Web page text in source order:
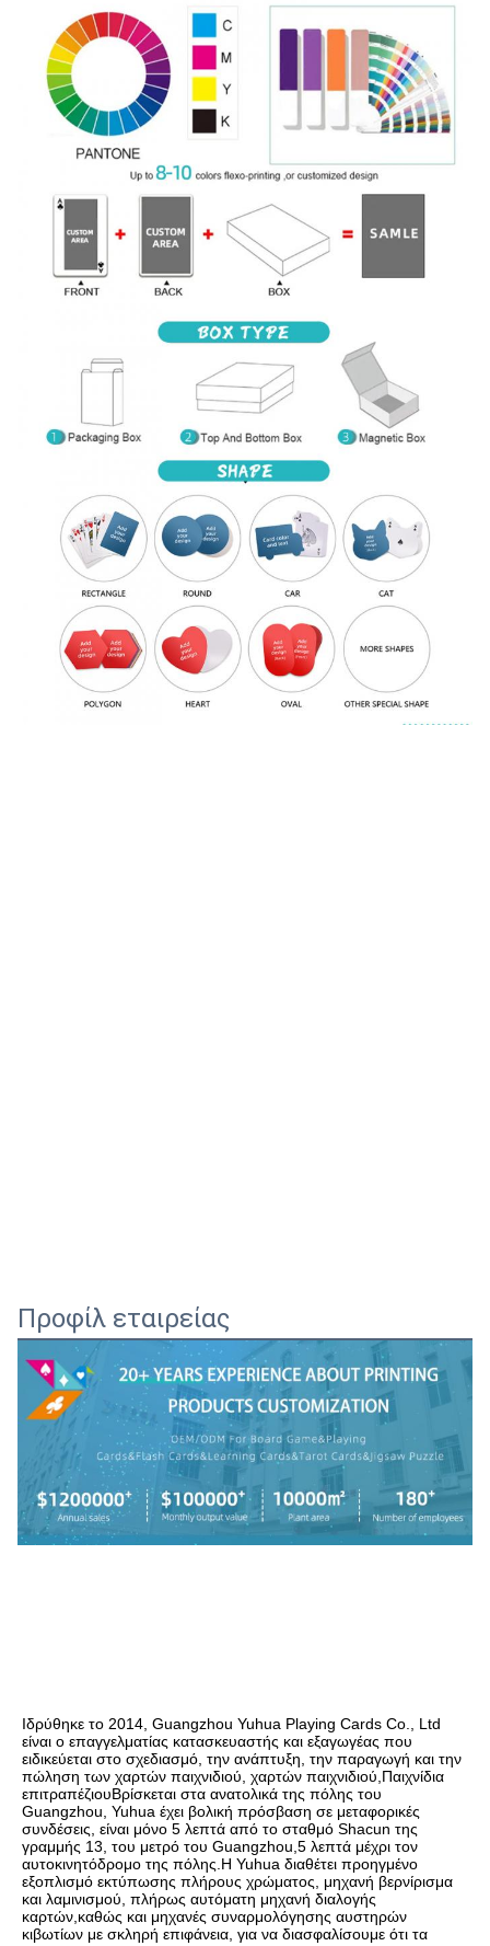
Προφίλ εταιρείας
Ιδρύθηκε το 2014, Guangzhou Yuhua Playing Cards Co., Ltd
είναι ο επαγγελματίας κατασκευαστής και εξαγωγέας που
ειδικεύεται στο σχεδιασμό, την ανάπτυξη, την παραγωγή και την
πώληση των χαρτών παιχνιδιού, χαρτών παιχνιδιού,Παιχνίδια
επιτραπέζιουΒρίσκεται στα ανατολικά της πόλης του
Guangzhou, Yuhua έχει βολική πρόσβαση σε μεταφορικές
συνδέσεις, είναι μόνο 5 λεπτά από το σταθμό Shacun της
γραμμής 13, του μετρό του Guangzhou,5 λεπτά μέχρι τον
αυτοκινητόδρομο της πόλης.Η Yuhua διαθέτει προηγμένο
εξοπλισμό εκτύπωσης πλήρους χρώματος, μηχανή βερνίρισμα
και λαμινισμού, πλήρως αυτόματη μηχανή διαλογής
καρτών,καθώς και μηχανές συναρμολόγησης αυστηρών
κιβωτίων με σκληρή επιφάνεια, για να διασφαλίσουμε ότι τα